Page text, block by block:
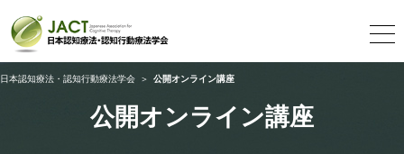
公開オンライン講座
日本認知療法・認知行動療法学会 ＞ 公開オンライン講座